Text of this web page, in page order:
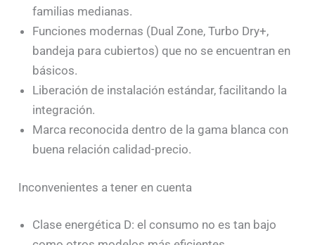
familias medianas.
Funciones modernas (Dual Zone, Turbo Dry+,
bandeja para cubiertos) que no se encuentran en
básicos.
Liberación de instalación estándar, facilitando la
integración.
Marca reconocida dentro de la gama blanca con
buena relación calidad-precio.
Inconvenientes a tener en cuenta
Clase energética D: el consumo no es tan bajo